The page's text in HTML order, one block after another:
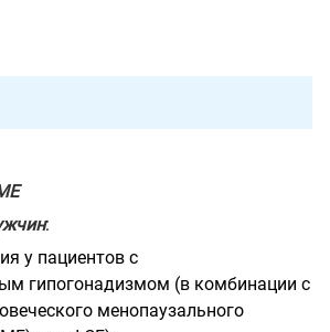
:
у пациентов с
гипогонадизмом (в комбинации с
менопаузального